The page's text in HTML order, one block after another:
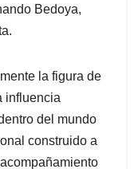
Bedoya,
la figura de
influencia
del mundo
construido a